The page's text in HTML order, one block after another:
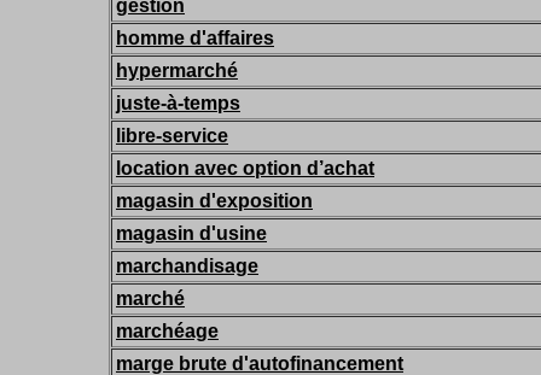
gestion
homme d'affaires
hypermarché
juste-à-temps
libre-service
location avec option d’achat
magasin d'exposition
magasin d'usine
marchandisage
marché
marchéage
marge brute d'autofinancement